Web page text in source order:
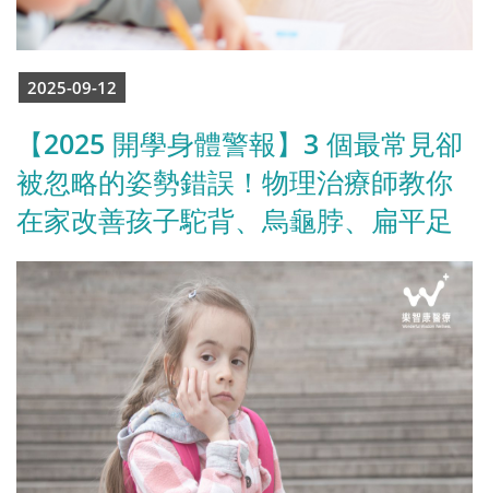
2025-09-12
【2025 開學身體警報】3 個最常見卻
被忽略的姿勢錯誤！物理治療師教你
在家改善孩子駝背、烏龜脖、扁平足